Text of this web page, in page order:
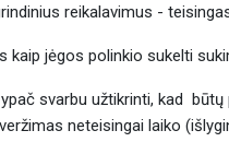
reikalavimus -
kaip jėgos polinkio sukelti
svarbu užtikrinti, kad
neteisingai laiko